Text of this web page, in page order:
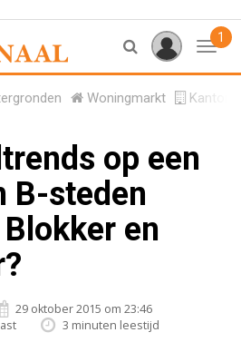
1
Woningmarkt
op een
B-steden
en
29 oktober 2015 om 23:46
3 minuten leestijd